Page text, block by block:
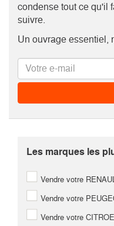
condense tout ce qu'il
suivre.
Un ouvrage essentiel,
Les marques les
Vendre votre
Vendre votre
Vendre votre